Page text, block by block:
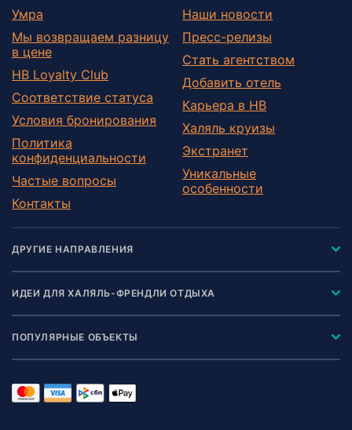
Умра
Мы возвращаем разницу
в цене
HB Loyalty Club
Соответствие статуса
Условия бронирования
Политика
конфиденциальности
Частые вопросы
Контакты
Наши новости
Пресс-релизы
Стать агентством
Добавить отель
Карьера в HB
Халяль круизы
Экстранет
Уникальные
особенности
ДРУГИЕ НАПРАВЛЕНИЯ
ИДЕИ ДЛЯ ХАЛЯЛЬ-ФРЕНДЛИ ОТДЫХА
ПОПУЛЯРНЫЕ ОБЪЕКТЫ